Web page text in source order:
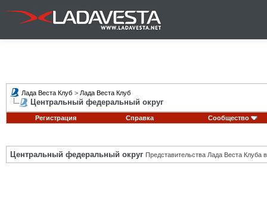
Лада Веста Клуб > Лада Веста Клуб
Центральный федеральный округ
Регистрация Справка Сообщество
Центральный федеральный округ Представительства Лада Веста Клуба